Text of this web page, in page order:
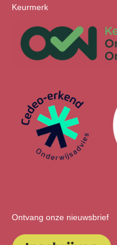
Keurmerk
Ontvang onze nieuwsbrief